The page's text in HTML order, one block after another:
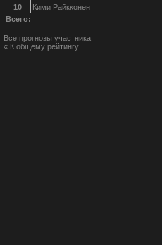
10
Кими Райкконен
Всего:
Все прогнозы участника
« К общему рейтингу